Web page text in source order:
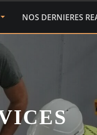
NOS DERNIERES